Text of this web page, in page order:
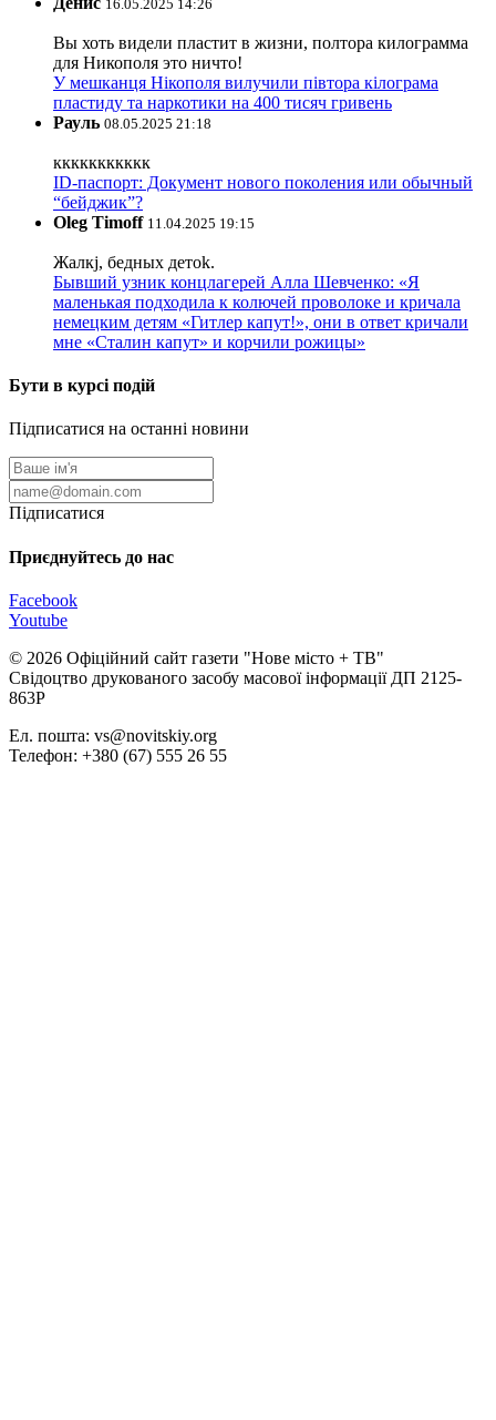
16.05.2025 14:26
Вы хоть видели пластит в жизни, полтора килограмма
для Никополя это ничто!
У мешканця Нікополя вилучили півтора кілограма
пластиду та наркотики на 400 тисяч гривень
Рауль 08.05.2025 21:18
ккккккккккк
ID-паспорт: Документ нового поколения или обычный
“бейджик”?
Oleg Timoff 11.04.2025 19:15
Жалкj, бедных детok.
Бывший узник концлагерей Алла Шевченко: «Я
маленькая подходила к колючей проволоке и кричала
немецким детям «Гитлер капут!», они в ответ кричали
мне «Сталин капут» и корчили рожицы»
Бути в курсі подій
Підписатися на останні новини
Підписатися
Приєднуйтесь до нас
Facebook
Youtube
© 2026 Офіційний сайт газети "Нове мiсто + ТВ"
Свідоцтво друкованого засобу масової інформації ДП 2125-
863Р
Ел. пошта: vs@novitskiy.org
Телефон: +380 (67) 555 26 55